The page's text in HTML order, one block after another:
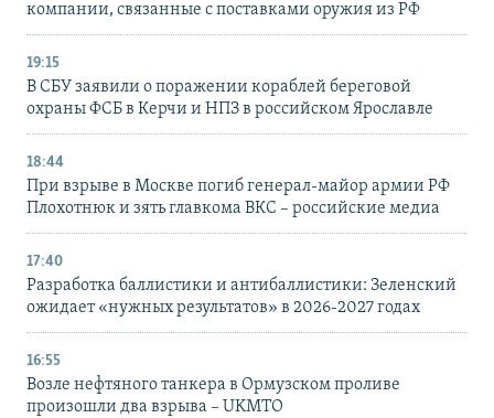
компании, связанные с поставками оружия из РФ
19:15
В СБУ заявили о поражении кораблей береговой
охраны ФСБ в Керчи и НПЗ в российском Ярославле
18:44
При взрыве в Москве погиб генерал-майор армии РФ
Плохотнюк и зять главкома ВКС – российские медиа
17:40
Разработка баллистики и антибаллистики: Зеленский
ожидает «нужных результатов» в 2026-2027 годах
16:55
Возле нефтяного танкера в Ормузском проливе
произошли два взрыва – UKMTO